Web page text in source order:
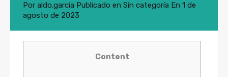
Por aldo.garcia Publicado en Sin categoría En 1 de
agosto de 2023
Content